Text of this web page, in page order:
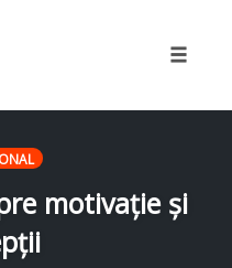
motivație și